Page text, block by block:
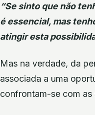
“Se sinto que não
é essencial, mas
atingir esta
Mas na verdade, da
associada a uma
confrontam-se com as